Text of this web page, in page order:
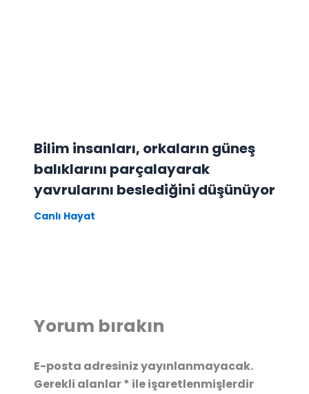
Bilim insanları, orkaların güneş
balıklarını parçalayarak
yavrularını beslediğini düşünüyor
Canlı Hayat
Yorum bırakın
E-posta adresiniz yayınlanmayacak.
Gerekli alanlar* ile işaretlenmişlerdir